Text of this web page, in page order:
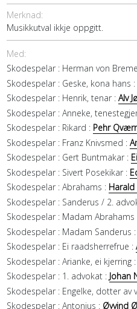
Merknad:
Musikkutval ikkje oppgitt.
Med:
Skodespelar : Herman von
Skodespelar : Geske, kona hans :
Skodespelar : Henrik, tenar : Alv
Skodespelar : Anneke,
Skodespelar : Rikard : Pehr
Skodespelar : Franz Knivsmed :
Skodespelar : Gert Buntmakar :
Skodespelar : Sivert Posekikar :
Skodespelar : Abrahams : Harald
Skodespelar : Sanderus / 2.
Skodespelar : Madam Abrahams
Skodespelar : Madam Sanderus :
Skodespelar : Ei raadsherrefrue :
Skodespelar : Arianke, ei kjerring :
Skodespelar : 1. advokat : Johan
Skodespelar : Engelke, dotter av
Skodespelar : Antonius : Øyvind